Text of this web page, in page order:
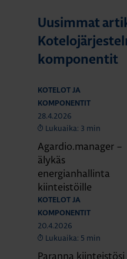
Uusimmat
komponentit
KOTELOT JA
KOMPONENTIT
28.4.2026
Lukuaika: 3 min
Agardio.manager –
älykäs
energianhallinta
kiinteistöille
KOTELOT JA
KOMPONENTIT
20.4.2026
Lukuaika: 5 min
Paranna kiinteistösi